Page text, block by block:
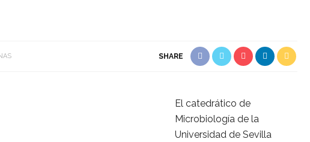
SHARE
El catedrático de
Microbiología de la
Universidad de Sevilla